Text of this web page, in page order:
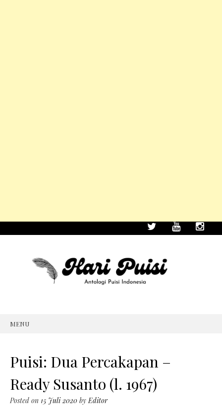
MENU
Puisi: Dua Percakapan –
Ready Susanto (l. 1967)
Posted on 15 Juli 2020 byEditor